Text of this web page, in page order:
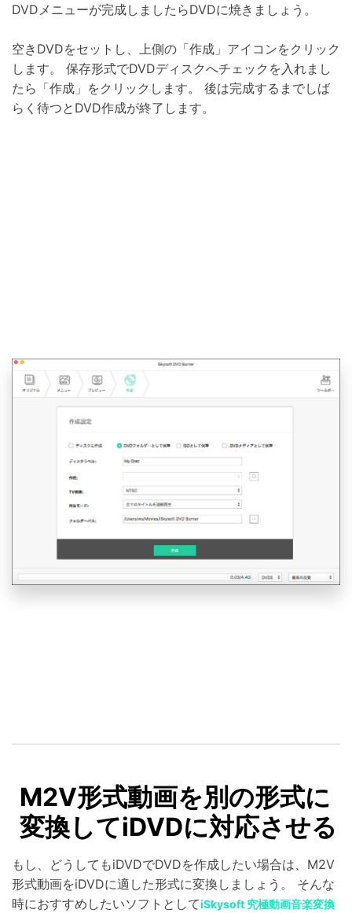
DVDメニューが完成しましたらDVDに焼きましょう。
空きDVDをセットし、上側の「作成」アイコンをクリック
します。 保存形式でDVDディスクへチェックを入れまし
たら「作成」をクリックします。 後は完成するまでしば
らく待つとDVD作成が終了します。
M2V形式動画を別の形式に
変換してiDVDに対応させる
もし、どうしてもiDVDでDVDを作成したい場合は、M2V
形式動画をiDVDに適した形式に変換しましょう。 そんな
時におすすめしたいソフトとしてiSkysoft 究極動画音楽変換